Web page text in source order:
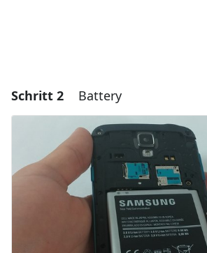
Schritt 2 Battery